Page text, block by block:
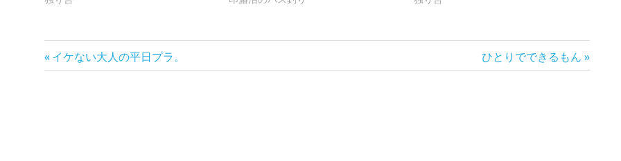
投
前
の
イケない大人の平日プラ。
次
の
ひとりでできるもん